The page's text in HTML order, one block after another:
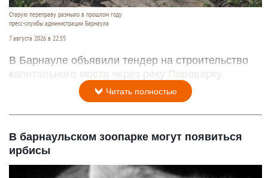
Старую переправу размыло в прошлом году
пресс-службы администрации Барнаула
7 августа 2026 в 22:55
В Барнауле объявили тендер на строительство
капитального моста через реку Пивоварку.
Читать полностью
В барнаульском зоопарке могут появиться
ирбисы